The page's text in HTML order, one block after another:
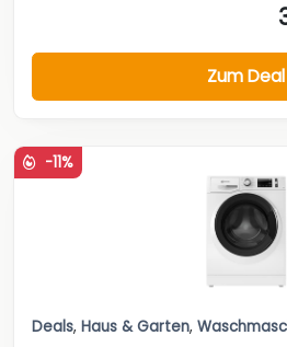
Zum Deal
-11%
Deals, Haus & Garten,